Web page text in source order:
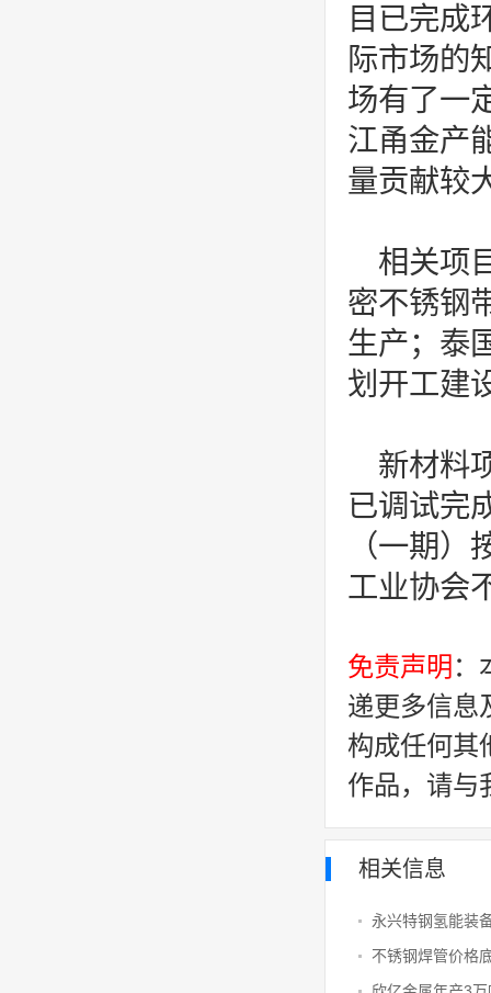
目已完成
际市场的
场有了一
江甬金产
量贡献较
相关项
密不锈钢
生产；泰
划开工建
新材料
已调试完
（一期
工业协会
免责声明 ：
递更多信息
构成任何其
作品，请与
相关信息